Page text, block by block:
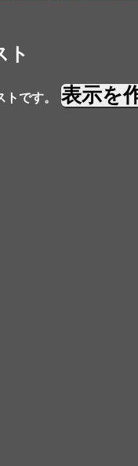
ト
です。
表示を